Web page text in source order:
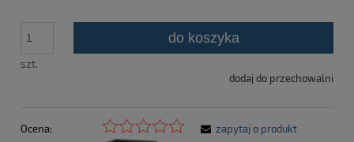
szt.
do koszyka
dodaj do przechowalni
Ocena:
zapytaj o produkt